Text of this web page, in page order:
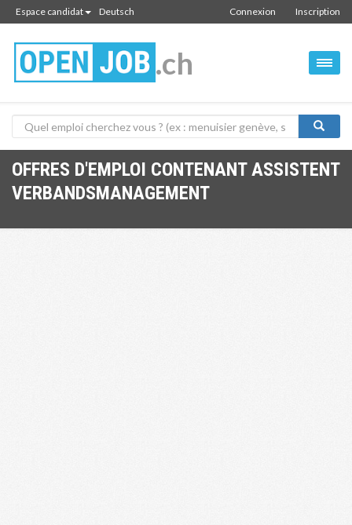
Espace candidat Deutsch Inscription
Connexion
.ch
OFFRES D'EMPLOI CONTENANT ASSISTENT
VERBANDSMANAGEMENT